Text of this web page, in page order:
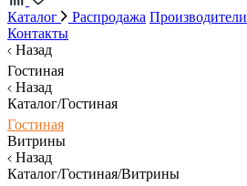
Каталог Распродажа Производители
Контакты
Назад
Гостиная
Назад
Каталог/Гостиная
Гостиная
Витрины
Назад
Каталог/Гостиная/Витрины